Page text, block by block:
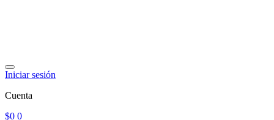
Iniciar sesión
Cuenta
$0 0